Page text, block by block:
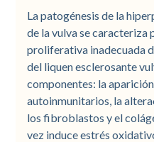
La patogénesis de la
de la vulva se caracteriza
proliferativa inadecuada
del liquen esclerosante
componentes: la
autoinmunitarios, la
los fibroblastos y el
vez induce estrés